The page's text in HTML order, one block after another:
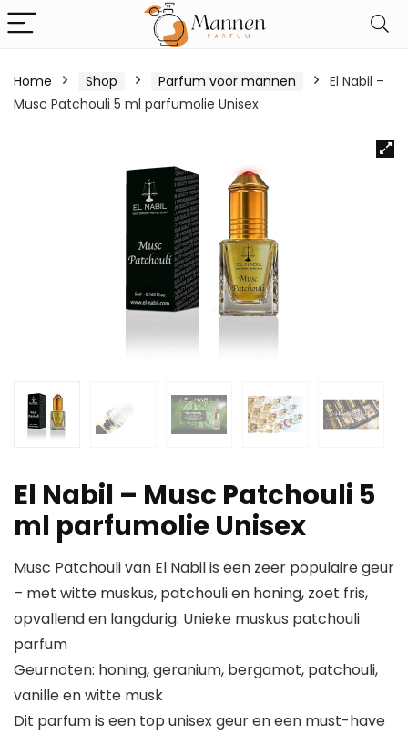
Home Shop Parfum voor mannen
El Nabil –
Musc Patchouli 5 ml parfumolie Unisex
El Nabil – Musc Patchouli 5
ml parfumolie Unisex
Musc Patchouli van El Nabil is een zeer populaire geur
– met witte muskus, patchouli en honing, zoet fris,
opvallend en langdurig. Unieke muskus patchouli
parfum
Geurnoten: honing, geranium, bergamot, patchouli,
vanille en witte musk
Dit parfum is een top unisex geur en een must-have